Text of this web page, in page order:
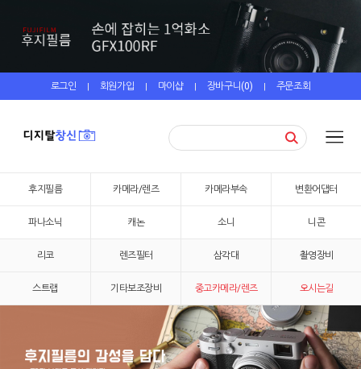
로그인 | 회원가입 | 마이샵 | 장바구니(0) | 주문조회
후지필름 카메라/렌즈 카메라부속 변환어댑터
파나소닉 캐논 소니 니콘
리코 렌즈필터 삼각대 촬영장비
스트랩 기타보조장비 중고카메라/렌즈 오시는길